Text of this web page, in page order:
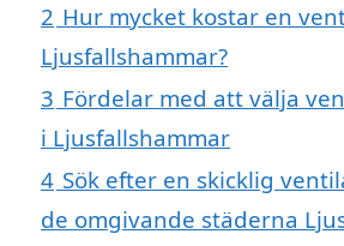
2 Hur mycket kostar en
Ljusfallshammar?
3 Fördelar med att välja
i Ljusfallshammar
4 Sök efter en skicklig
de omgivande städerna